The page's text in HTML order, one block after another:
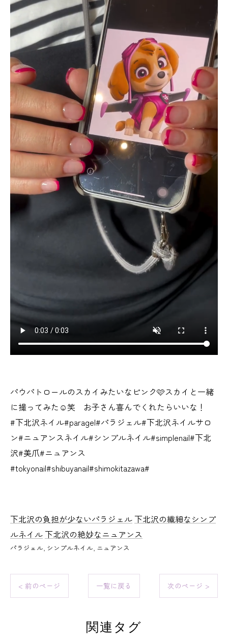
パウパトロールのスカイみたいなピンク🩷スカイと一緒
に撮ってみた☺️笑 お子さん喜んでくれたらいいな！
#下北沢ネイル#paragel#パラジェル#下北沢ネイルサロ
ン#ニュアンスネイル#シンプルネイル#simplenail#下北
沢#美爪#ニュアンス
#tokyonail#shibuyanail#shimokitazawa#
下北沢の負担が少ないパラジェル下北沢の繊細なシンプ
ルネイル下北沢の絶妙なニュアンス
パラジェル シンプルネイル ニュアンス
< 前のページ 一覧に戻る 次のページ >
関連タグ